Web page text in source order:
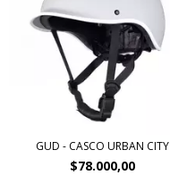
GUD - CASCO URBAN CITY
$78.000,00